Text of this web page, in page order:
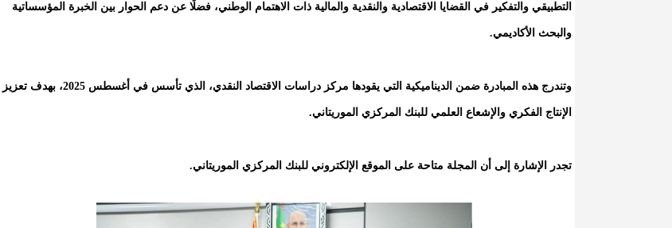
التطبيقي والتفكير في القضايا الاقتصادية والنقدية والمالية ذات الاهتمام الوطني، فضلًا عن دعم الحوار بين الخبرة المؤسساتية
والبحث الأكاديمي.
وتندرج هذه المبادرة ضمن الديناميكية التي يقودها مركز دراسات الاقتصاد النقدي، الذي تأسس في أغسطس 2025، بهدف تعزيز
الإنتاج الفكري والإشعاع العلمي للبنك المركزي الموريتاني.
تجدر الإشارة إلى أن المجلة متاحة على الموقع الإلكتروني للبنك المركزي الموريتاني.